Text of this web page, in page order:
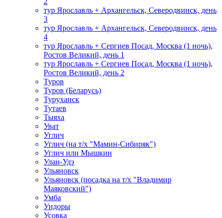
тур Ярославль + Архангельск, Северодвинск, день
3
тур Ярославль + Архангельск, Северодвинск, день
4
тур Ярославль + Сергиев Посад, Москва (1 ночь),
Ростов Великий, день 1
тур Ярославль + Сергиев Посад, Москва (1 ночь),
Ростов Великий, день 2
Туров
Туров (Беларусь)
Туруханск
Тутаев
Тыяха
Уват
Углич
Углич (на т/х "Мамин-Сибиряк")
Углич или Мышкин
Улан-Удэ
Ульяновск
Ульяновск (посадка на т/х "Владимир
Маяковский")
Умба
Ундоры
Усовка